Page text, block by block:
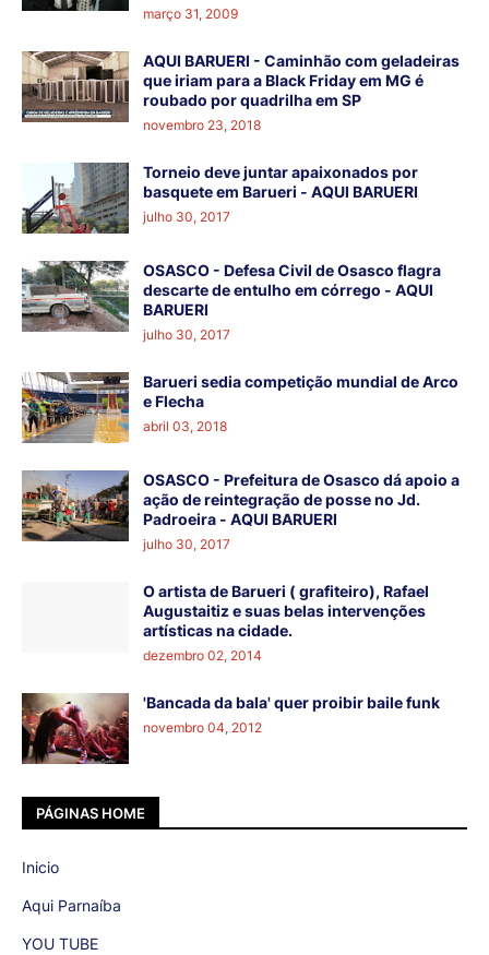
março 31, 2009
AQUI BARUERI - Caminhão com geladeiras
que iriam para a Black Friday em MG é
roubado por quadrilha em SP
novembro 23, 2018
Torneio deve juntar apaixonados por
basquete em Barueri - AQUI BARUERI
julho 30, 2017
OSASCO - Defesa Civil de Osasco flagra
descarte de entulho em córrego - AQUI
BARUERI
julho 30, 2017
Barueri sedia competição mundial de Arco
e Flecha
abril 03, 2018
OSASCO - Prefeitura de Osasco dá apoio a
ação de reintegração de posse no Jd.
Padroeira - AQUI BARUERI
julho 30, 2017
O artista de Barueri ( grafiteiro), Rafael
Augustaitiz e suas belas intervenções
artísticas na cidade.
dezembro 02, 2014
'Bancada da bala' quer proibir baile funk
novembro 04, 2012
PÁGINAS HOME
Inicio
Aqui Parnaíba
YOU TUBE